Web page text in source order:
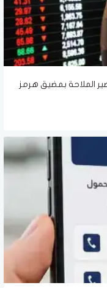
الملاحة بمضيق هرمز